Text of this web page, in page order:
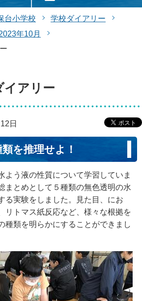
台小学校
学校ダイアリー
年10月
イアリー
日
を推理せよ！
よう液の性質について学習していま
まとめとして５種類の無色透明の水
る実験をしました。見た目、にお
リトマス紙反応など、様々な根拠を
種類を明らかにすることができまし